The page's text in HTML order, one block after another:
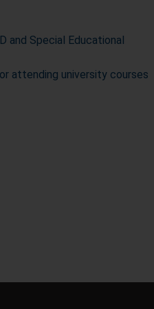
and Special Educational
attending university courses